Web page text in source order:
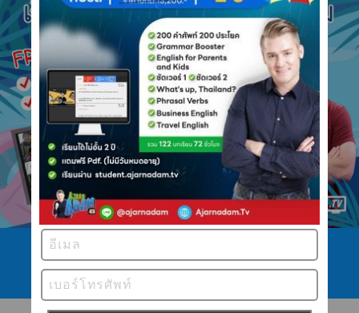
ไลน์ @ajarnadam